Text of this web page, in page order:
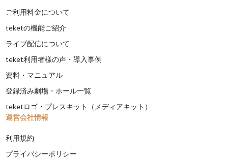
ご利用料金について
teketの機能ご紹介
ライブ配信について
teket利用者様の声・導入事例
資料・マニュアル
登録済み劇場・ホール一覧
teketロゴ・プレスキット（メディアキット）
運営会社情報
利用規約
プライバシーポリシー